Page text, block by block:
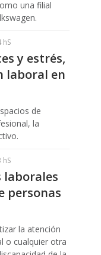
una filial
hS
y estrés,
laboral en
de
la
hS
laborales
personas
la atención
o cualquier otra